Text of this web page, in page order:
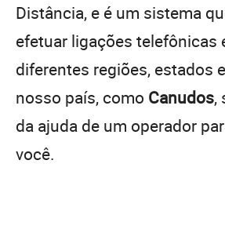
Distância, e é um sistema
efetuar ligações telefônicas
diferentes regiões, estados
nosso país, como Canudos,
da ajuda de um operador
você.